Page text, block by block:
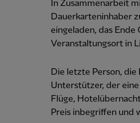
In Zusammenarbeit
Dauerkarteninhaber
eingeladen, das
Veranstaltungsort in
Die letzte Person,
Unterstützer, der
Flüge,
Preis inbegriffen und